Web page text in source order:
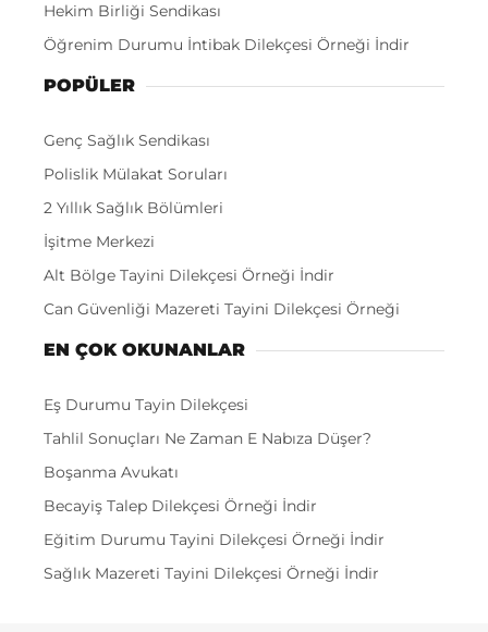
Hekim Birliği Sendikası
Öğrenim Durumu İntibak Dilekçesi Örneği İndir
POPÜLER
Genç Sağlık Sendikası
Polislik Mülakat Soruları
2 Yıllık Sağlık Bölümleri
İşitme Merkezi
Alt Bölge Tayini Dilekçesi Örneği İndir
Can Güvenliği Mazereti Tayini Dilekçesi Örneği
EN ÇOK OKUNANLAR
Eş Durumu Tayin Dilekçesi
Tahlil Sonuçları Ne Zaman E Nabıza Düşer?
Boşanma Avukatı
Becayiş Talep Dilekçesi Örneği İndir
Eğitim Durumu Tayini Dilekçesi Örneği İndir
Sağlık Mazereti Tayini Dilekçesi Örneği İndir